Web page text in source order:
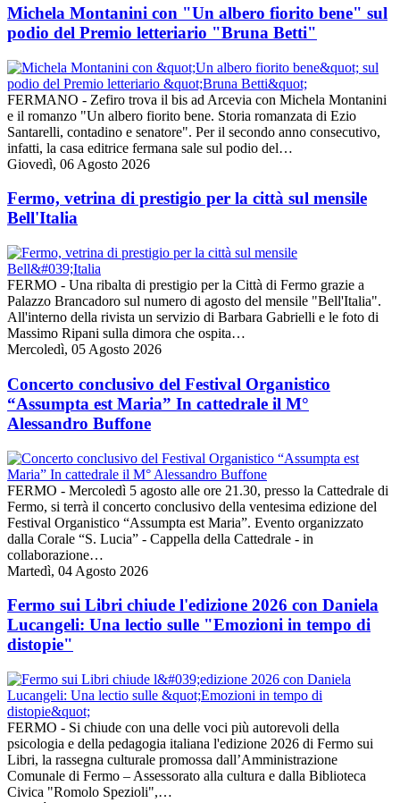
Michela Montanini con "Un albero fiorito bene" sul
podio del Premio letteriario "Bruna Betti"
FERMANO - Zefiro trova il bis ad Arcevia con Michela Montanini
e il romanzo "Un albero fiorito bene. Storia romanzata di Ezio
Santarelli, contadino e senatore". Per il secondo anno consecutivo,
infatti, la casa editrice fermana sale sul podio del…
Giovedì, 06 Agosto 2026
Fermo, vetrina di prestigio per la città sul mensile
Bell'Italia
FERMO - Una ribalta di prestigio per la Città di Fermo grazie a
Palazzo Brancadoro sul numero di agosto del mensile "Bell'Italia".
All'interno della rivista un servizio di Barbara Gabrielli e le foto di
Massimo Ripani sulla dimora che ospita…
Mercoledì, 05 Agosto 2026
Concerto conclusivo del Festival Organistico
“Assumpta est Maria” In cattedrale il M°
Alessandro Buffone
FERMO - Mercoledì 5 agosto alle ore 21.30, presso la Cattedrale di
Fermo, si terrà il concerto conclusivo della ventesima edizione del
Festival Organistico “Assumpta est Maria”. Evento organizzato
dalla Corale “S. Lucia” - Cappella della Cattedrale - in
collaborazione…
Martedì, 04 Agosto 2026
Fermo sui Libri chiude l'edizione 2026 con Daniela
Lucangeli: Una lectio sulle "Emozioni in tempo di
distopie"
FERMO - Si chiude con una delle voci più autorevoli della
psicologia e della pedagogia italiana l'edizione 2026 di Fermo sui
Libri, la rassegna culturale promossa dall’Amministrazione
Comunale di Fermo – Assessorato alla cultura e dalla Biblioteca
Civica "Romolo Spezioli",…